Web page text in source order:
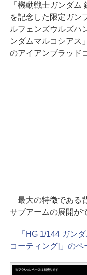
「機動戦士ガンダ
を記念した限定ガン
ルフェンズウルズハ
ンダムマルコシアス
のアイアンブラッド
最大の特徴である
サブアームの展開が
「HG 1/144 ガン
コーティング]」のペ